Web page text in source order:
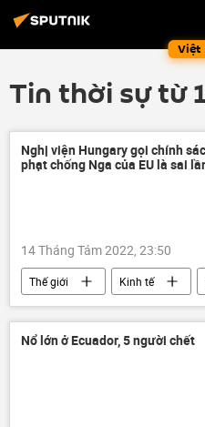
Việt
Tin thời sự từ
Nghị viện Hungary gọi chính
phạt chống Nga của EU là sai
14 Tháng Tám 2022, 23:50
Thế giới Kinh tế
Nga
Cuộc khủng hoảng
Các biện pháp trừng phạt chống Nga
Nổ lớn ở Ecuador, 5 người chết